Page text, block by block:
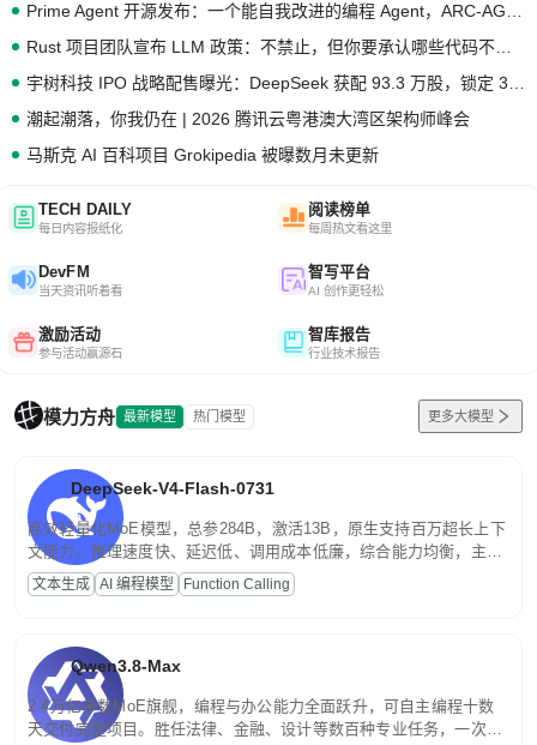
潮起潮落，你我仍在 | 2026 腾讯云粤港澳大湾区架构师峰会
马斯克 AI 百科项目 Grokipedia 被曝数月未更新
TECH DAILY
每日内容报纸化
阅读榜单
每周热文看这里
DevFM
当天资讯听着看
智写平台
AI 创作更轻松
激励活动
参与活动赢源石
智库报告
行业技术报告
模力方舟 最新模型 热门模型 更多大模型
DeepSeek-V4-Flash-0731
高效轻量化MoE模型，总参284B，激活13B，原生支持百万超长上下
文能力。推理速度快、延迟低、调用成本低廉，综合能力均衡，主打
高并发、轻量化任务，适合日常对话、内容创作、基础 RAG、批量
文案处理等普惠刚需场景。
文本生成 AI 编程模型 Function Calling
Qwen3.8-Max
2.4万亿参数MoE旗舰，编程与办公能力全面跃升，可自主编程十数
天交付完整项目。胜任法律、金融、设计等数百种专业任务，一次对